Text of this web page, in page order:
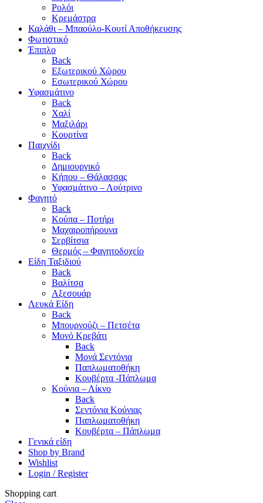
Ρολόι
Κρεμάστρα
Καλάθι – Μπαούλο-Κουτί Αποθήκευσης
Φωτιστικό
Έπιπλο
Back
Εξωτερικού Χώρου
Εσωτερικού Χώρου
Υφασμάτινο
Back
Χαλί
Μαξιλάρι
Κουρτίνα
Παιχνίδι
Back
Δημιουργικό
Κήπου – Θάλασσας
Υφασμάτινο – Λούτρινο
Φαγητό
Back
Κούπα – Ποτήρι
Μαχαιροπήρουνα
Σερβίτσια
Θερμός – Φαγητοδοχείο
Είδη Ταξιδιού
Back
Βαλίτσα
Αξεσουάρ
Λευκά Είδη
Back
Μπουρνούζι – Πετσέτα
Μονό Κρεβάτι
Back
Μονά Σεντόνια
Παπλωματοθήκη
Κουβέρτα -Πάπλωμα
Κούνια – Λίκνο
Back
Σεντόνια Κούνιας
Παπλωματοθήκη
Κουβέρτα – Πάπλωμα
Γενικά είδη
Shop by Brand
Wishlist
Login / Register
Shopping cart